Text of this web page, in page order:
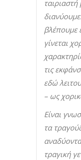
βλέπουμε
γίνεται
τις
εδώ
– ως
Είναι
τα
τραγική